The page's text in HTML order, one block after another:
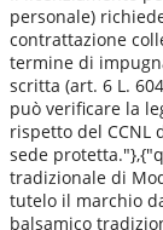
personale)
contrattazione
termine di
scritta (art. 6 L.
può verificare la
rispetto del CCNL
sede
tradizionale di
tutelo il marchio
balsamico